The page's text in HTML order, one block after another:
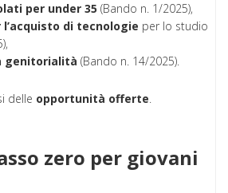
per under 35 (Bando n. 1/2025),
di tecnologie per lo studio
genitorialità (Bando n. 14/2025).
delle opportunità offerte.
zero per giovani